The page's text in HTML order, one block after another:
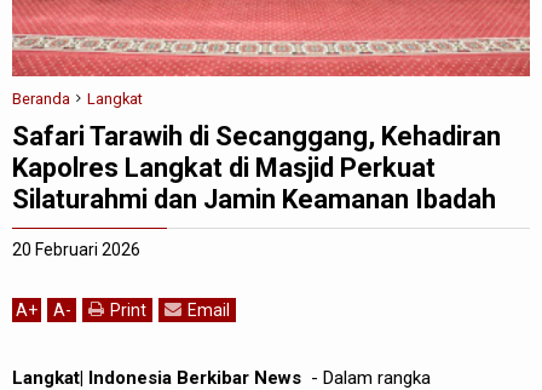
Beranda Langkat
Safari Tarawih di Secanggang, Kehadiran
Kapolres Langkat di Masjid Perkuat
Silaturahmi dan Jamin Keamanan Ibadah
20 Februari 2026
A+ A- Print Email
Langkat| Indonesia Berkibar News - Dalam rangka
REDAKSI